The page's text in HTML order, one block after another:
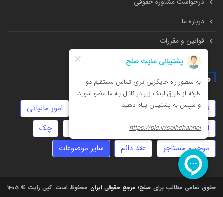
درخواست مشاوره حقوقی
درباره ما
قوانین و مقررات
همه چیز درباره
تهمت نفقه حضانت
امور مالیاتی
املاک
عقد موقت
چک
موجر و مستاجر
عقد دائم سایر موضوعات
حقوق تمامی مطالب برای صلح؛ مرجع حقوقی ایران محفوظ است. کپی رایت © 1405